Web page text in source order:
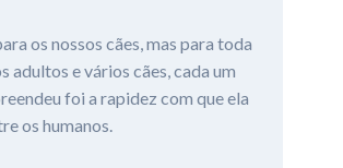
os nossos cães, mas para toda
adultos e vários cães, cada um
foi a rapidez com que ela
os humanos.